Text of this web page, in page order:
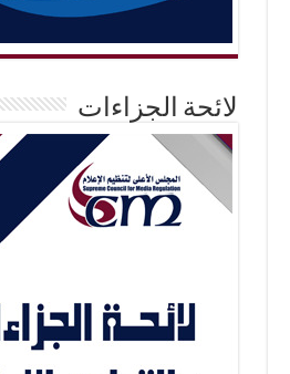
لائحة الجزاءات